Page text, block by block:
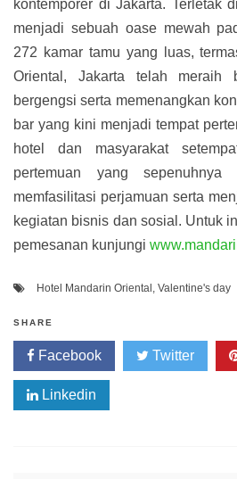
kontemporer di Jakarta. Terletak
menjadi sebuah oase mewah
272 kamar tamu yang luas,
Oriental, Jakarta telah meraih
bergengsi serta memenangkan
bar yang kini menjadi tempat
hotel dan masyarakat
pertemuan yang
memfasilitasi perjamuan serta
kegiatan bisnis dan sosial. Untuk
pemesanan kunjungi
Hotel Mandarin Oriental , Valentine's day
SHARE
Facebook Twitter
Linkedin